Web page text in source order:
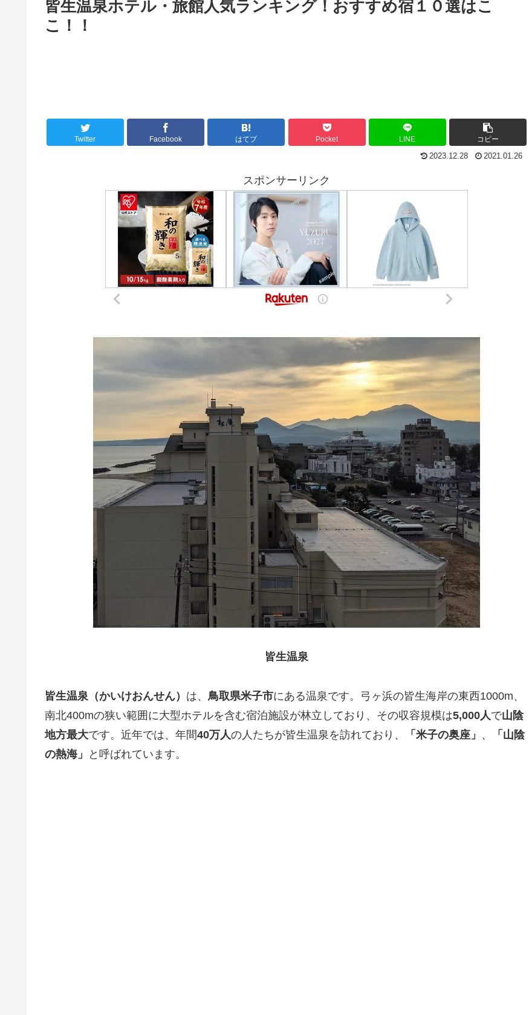
皆生温泉ホテル・旅館人気ランキング！おすすめ宿１０選はこ
こ！！
Twitter Facebook はてブ Pocket LINE コピー
2023.12.28 2021.01.26
スポンサーリンク
皆生温泉
皆生温泉（かいけおんせん） は、 鳥取県米子市にある温泉です。弓ヶ浜の皆生海岸の東西1000m、
南北400mの狭い範囲に大型ホテルを含む宿泊施設が林立しており、その収容規模は5,000人で山陰
地方最大です。近年では、年間40万人の人たちが皆生温泉を訪れており、 「米子の奥座」 、
「山陰
の熱海」
と呼ばれています。